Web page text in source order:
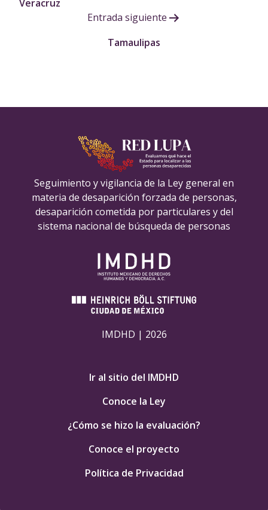
Veracruz
Entrada siguiente
Tamaulipas
Seguimiento y vigilancia de la Ley general en
materia de desaparición forzada de personas,
desaparición cometida por particulares y del
sistema nacional de búsqueda de personas
IMDHD | 2026
Ir al sitio del IMDHD
Conoce la Ley
¿Cómo se hizo la evaluación?
Conoce el proyecto
Política de Privacidad